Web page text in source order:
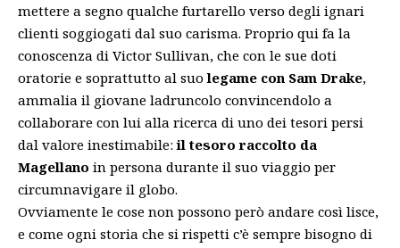
mettere a segno qualche furtarello verso degli ignari
clienti soggiogati dal suo carisma. Proprio qui fa la
conoscenza di Victor Sullivan, che con le sue doti
oratorie e soprattutto al suolegame con Sam Drake,
ammalia il giovane ladruncolo convincendolo a
collaborare con lui alla ricerca di uno dei tesori persi
dal valore inestimabile:il tesoro raccolto da
Magellano in persona durante il suo viaggio per
circumnavigare il globo.
Ovviamente le cose non possono però andare così lisce,
e come ogni storia che si rispetti c’è sempre bisogno di